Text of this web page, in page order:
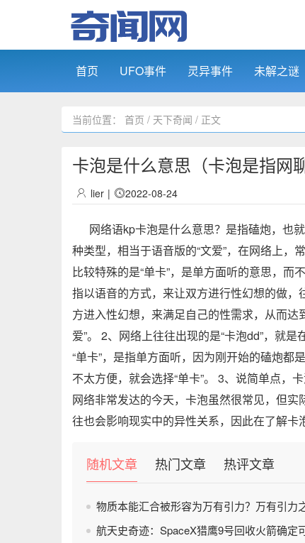
首页 UFO事件 灵异事件 未解之谜
当前位置： 首页 / 天下奇闻 / 正文
卡泡是什么意思（卡泡是指网
lier | 2022-08-24
网络语kp卡泡是什么意思？是指磕炮，也
种类型，相当于语音版的“文爱”，在网络上，
比较特殊的是“单卡”，是单方面听的意思，
指以语音的方式，来让双方进行性幻想的做，
方进入性幻想，来满足自己的性需求，从而
爱”。 2、网络上往往出现的是“卡泡dd”，就
“单卡”，是指单方面听，因为刚开始的磕炮
不太方便，就会选择“单卡”。 3、说简单点，
网络非常发达的今天，卡泡虽然很常见，但
往也会影响现实中的异性关系，因此在了解卡
随机文章 热门文章 热评文章
物质本能汇合被形容为万有引力？万有引力
航天史奇迹：SpaceX猎鹰9号回收火箭确定